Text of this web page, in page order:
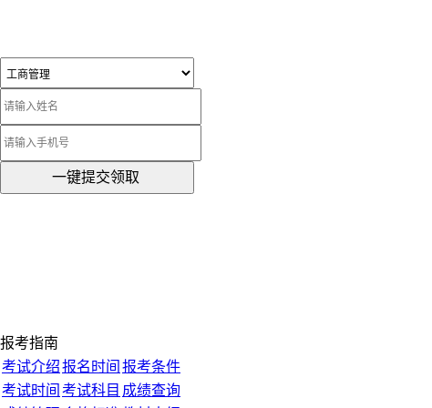
一键提交领取
报考指南
考试介绍报名时间 报考条件
考试时间 考试科目 成绩查询